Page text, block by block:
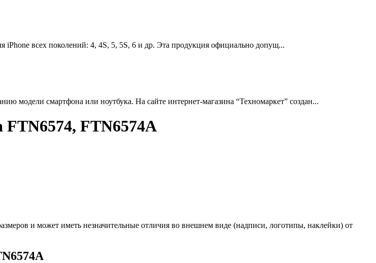
iPhone всех поколений: 4, 4S, 5, 5S, 6 и др. Эта продукция официально допущ...
модели смартфона или ноутбука. На сайте интернет-магазина “Техномаркет” создан...
FTN6574A
и может иметь незначительные отличия во внешнем виде (надписи, логотипы, наклейки) от